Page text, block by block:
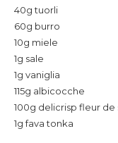
40g tuorli
60g burro
10g miele
1g sale
1g vaniglia
115g albicocche
100g delicrisp fleur de
1g fava tonka